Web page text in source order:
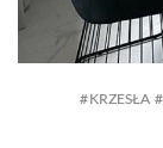
KRZESŁA